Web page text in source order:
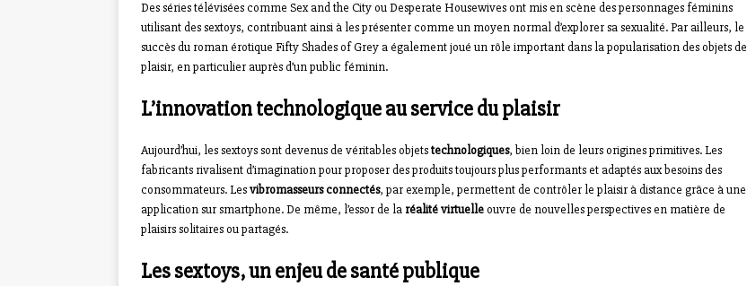
Des séries télévisées comme Sex and the City ou Desperate Housewives ont mis en scène des personnages féminins
utilisant des sextoys, contribuant ainsi à les présenter comme un moyen normal d’explorer sa sexualité. Par ailleurs, le
succès du roman érotique Fifty Shades of Grey a également joué un rôle important dans la popularisation des objets de
plaisir, en particulier auprès d’un public féminin.
L’innovation technologique au service du plaisir
Aujourd’hui, les sextoys sont devenus de véritables objetstechnologiques, bien loin de leurs origines primitives. Les
fabricants rivalisent d’imagination pour proposer des produits toujours plus performants et adaptés aux besoins des
consommateurs. Lesvibromasseurs connectés, par exemple, permettent de contrôler le plaisir à distance grâce à une
application sur smartphone. De même, l’essor de la réalité virtuelleouvre de nouvelles perspectives en matière de
plaisirs solitaires ou partagés.
Les sextoys, un enjeu de santé publique